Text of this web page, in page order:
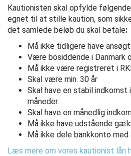
Kautionisten skal opfylde
egnet til at stille kaution, som
det samlede beløb du skal betale:
Må ikke tidligere have
Være bosiddende i
Må ikke være registreret i
Skal være min. 30 år
Skal have en stabil
måneder.
Skal have en månedlig
Må ikke have udstående
Må ikke dele bankkonto med
Læs mere om vores kautionist lån